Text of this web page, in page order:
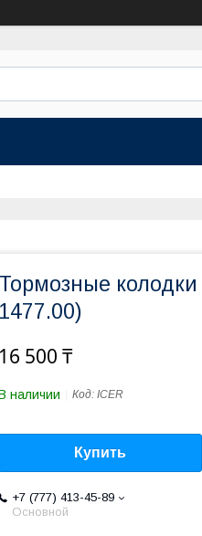
Тормозные колодки
1477.00)
16 500 ₸
наличии Код: ICER
Купить
+7 (777) 413-45-89
Основной